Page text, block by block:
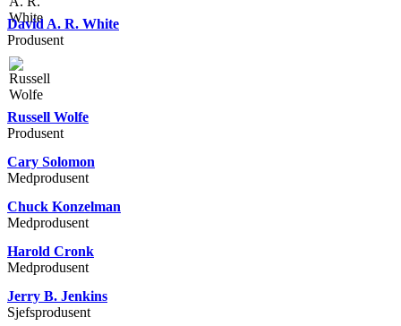
David A. R. White
Produsent
Russell Wolfe
Produsent
Cary Solomon
Medprodusent
Chuck Konzelman
Medprodusent
Harold Cronk
Medprodusent
Jerry B. Jenkins
Sjefsprodusent